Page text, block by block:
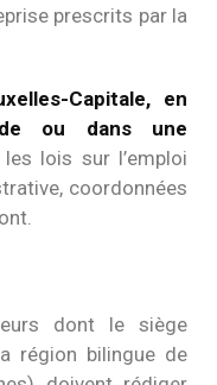
prescrits par la
Capitale, en
ou dans une
lois sur l’emploi
coordonnées
dont le siège
région bilingue de